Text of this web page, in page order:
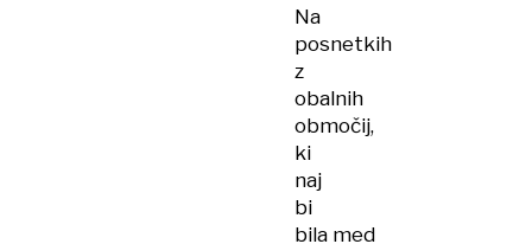
Na
posnetkih
z
obalnih
območij,
ki
naj
bi
bila med